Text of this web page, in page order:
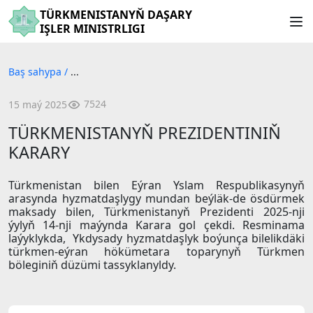
TÜRKMENISTANYŇ DAŞARY
IŞLER MINISTRLIGI
Baş sahypa / ...
15 maý 2025 7524
TÜRKMENISTANYŇ PREZIDENTINIŇ
KARARY
Türkmenistan bilen Eýran Yslam Respublikasynyň
arasynda hyzmatdaşlygy mundan beýläk-de ösdürmek
maksady bilen, Türkmenistanyň Prezidenti 2025-nji
ýylyň 14-nji maýynda Karara gol çekdi. Resminama
laýyklykda, Ykdysady hyzmatdaşlyk boýunça bilelikdäki
türkmen-eýran hökümetara toparynyň Türkmen
böleginiň düzümi tassyklanyldy.